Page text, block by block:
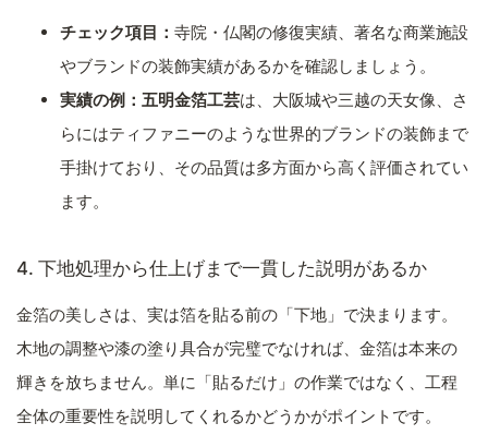
チェック項目： 寺院・仏閣の修復実績、著名な商業施設
やブランドの装飾実績があるかを確認しましょう。
実績の例： 五明金箔工芸は、大阪城や三越の天女像、さ
らにはティファニーのような世界的ブランドの装飾まで
手掛けており、その品質は多方面から高く評価されてい
ます。
4. 下地処理から仕上げまで一貫した説明があるか
金箔の美しさは、実は箔を貼る前の「下地」で決まります。
木地の調整や漆の塗り具合が完璧でなければ、金箔は本来の
輝きを放ちません。単に「貼るだけ」の作業ではなく、工程
全体の重要性を説明してくれるかどうかがポイントです。